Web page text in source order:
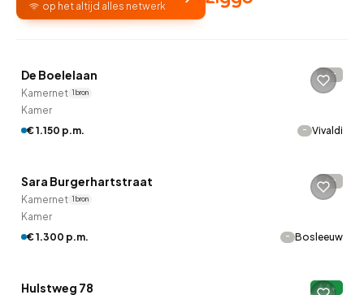
op het altijd alles netwerk
8 uur geleden ontdekt
De Boelelaan -
Kamernet 1 bron
Kamer
€ 1.150 p.m.
- Vivaldi
8 uur geleden ontdekt
Betaald reageren
Sara Burgerhartstraat -
Kamernet 1 bron
Kamer
€ 1.300 p.m.
- Bosleeuw
Betaald reageren
Hulstweg 78 A+